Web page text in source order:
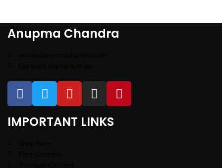
Anupma Chandra
IMPORTANT LINKS